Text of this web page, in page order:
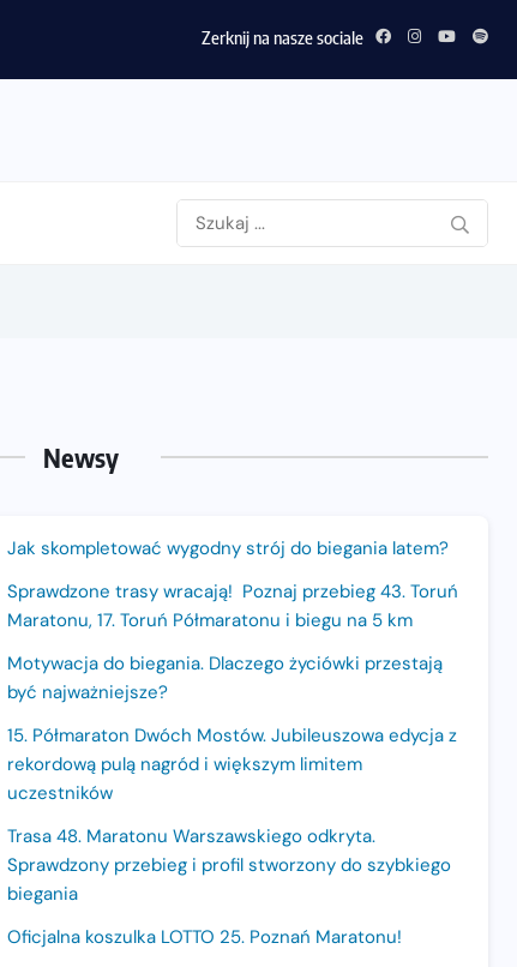
Zerknij na nasze sociale
Newsy
Jak skompletować wygodny strój do biegania latem?
Sprawdzone trasy wracają! Poznaj przebieg 43. Toruń
Maratonu, 17. Toruń Półmaratonu i biegu na 5 km
Motywacja do biegania. Dlaczego życiówki przestają
być najważniejsze?
15. Półmaraton Dwóch Mostów. Jubileuszowa edycja z
rekordową pulą nagród i większym limitem
uczestników
Trasa 48. Maratonu Warszawskiego odkryta.
Sprawdzony przebieg i profil stworzony do szybkiego
biegania
Oficjalna koszulka LOTTO 25. Poznań Maratonu!